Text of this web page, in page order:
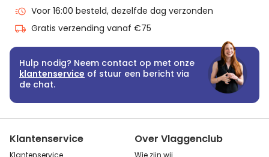
Voor 16:00 besteld, dezelfde dag verzonden
Gratis verzending vanaf €75
Hulp nodig? Neem contact op met onze
klantenservice of stuur een bericht via
de chat.
Klantenservice
Klantenservice
Over Vlaggenclub
Wie zijn wij